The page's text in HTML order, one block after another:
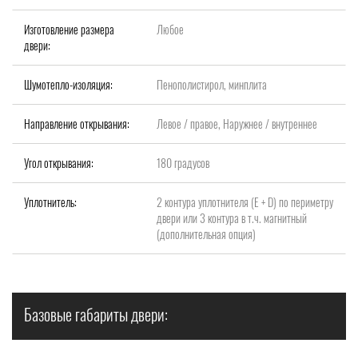
Изготовление размера
двери:
Любое
Шумотепло-изоляция: Пенополистирол, минплита
Направление открывания: Левое / правое, Наружнее / внутреннее
Угол открывания: 180 градусов
Уплотнитель:
2 контура уплотнителя (Е + D) по периметру
двери или 3 контура в т.ч. магнитный
(дополнительная опция)
Базовые габариты двери: